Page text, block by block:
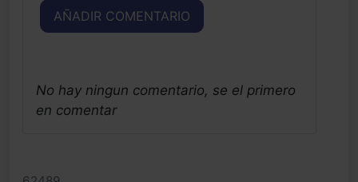
AÑADIR COMENTARIO
No hay ningun comentario, se el primero
en comentar